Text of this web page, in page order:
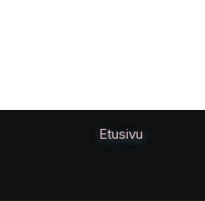
Etusivu